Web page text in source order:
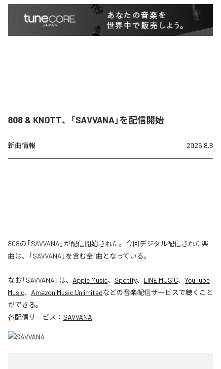
808 & KNOTT、「SAVVANA」を配信開始
新曲情報 2026.8.8
808の「SAVVANA」が配信開始された。今回デジタル配信された楽
曲は、「SAVVANA」を含む全1曲となっている。
なお「SAVVANA 」は、 Apple Music、 Spotify、 LINE MUSIC、 YouTube
Music、 Amazon Music Unlimitedなどの音楽配信サービスで聴くこと
ができる。
各配信サービス： SAVVANA